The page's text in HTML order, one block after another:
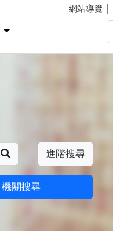
網站導覽
進階搜尋
機關搜尋